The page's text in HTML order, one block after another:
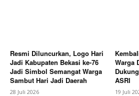
SUBSCRIBE NOW
Resmi Diluncurkan, Logo Hari
Jadi Kabupaten Bekasi ke-76
Jadi Simbol Semangat Warga
Sambut Hari Jadi Daerah
28 Juli 2026
Warga
ASRI
19 Juli